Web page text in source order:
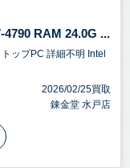
RAM 24.0G ...
ップPC 詳細不明 Intel
2026/02/25買取
錬金堂 水戸店